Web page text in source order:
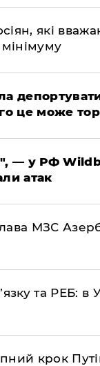
які
це може
— у РФ
атак
МЗС
та РЕБ: в
крок